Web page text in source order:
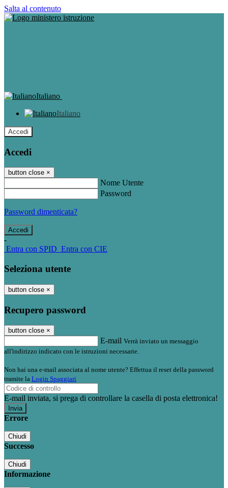
Salta al contenuto
Italiano
Italiano
Accedi
Accedi
button close ×
Nome Utente
Password
Password dimenticata?
-
Entra con SPID Entra con CIE
Seleziona utente
button close ×
Recupero password
button close ×
E-mail Verrà inviato un messaggio
all'indirizzo indicato con le istruzioni necessarie.
Non hai una e-mail associata al nome utente? Effettua il reset della password
tramite la Login Spaggiari
E-mail inviata, si prega di controllare la casella di posta elettronica!
Errore
Chiudi
Successo
Chiudi
Informazione